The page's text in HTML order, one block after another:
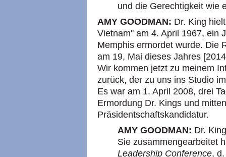
und die Gerechtigkeit wie
AMY GOODMAN: Dr. King
Vietnam" am 4. April 1967, ein
Memphis ermordet wurde. Die
am 19, Mai dieses Jahres
Wir kommen jetzt zu meinem
zurück, der zu uns ins Studio
Es war am 1. April 2008, drei
Ermordung Dr. Kings und
Präsidentschaftskandidatur.
AMY GOODMAN: Dr.
Sie zusammengearbeitet
Leadership Conference,